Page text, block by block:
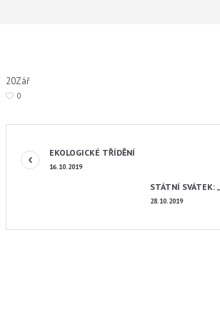
20Zář
0
EKOLOGICKÉ TŘÍDĚNÍ
16.10.2019
STÁTNÍ SVÁTEK:
28.10.2019